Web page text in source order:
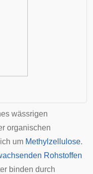
wässrigen
organischen
um Methylzellulose.
Rohstoffen
binden durch